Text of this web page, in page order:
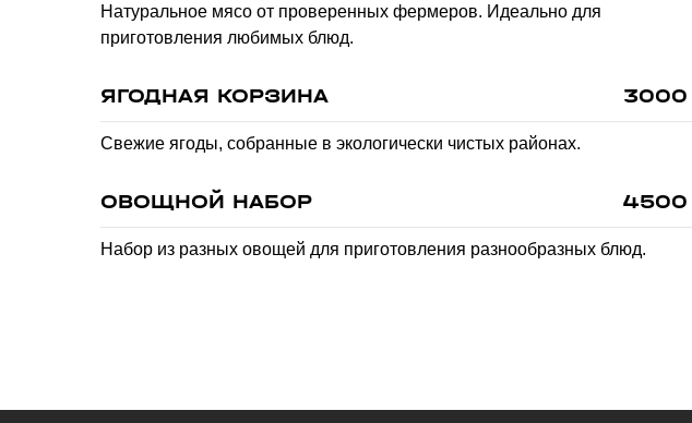
Натуральное мясо от проверенных фермеров. Идеально для
приготовления любимых блюд.
ЯГОДНАЯ КОРЗИНА 3000
Свежие ягоды, собранные в экологически чистых районах.
ОВОЩНОЙ НАБОР 4500
Набор из разных овощей для приготовления разнообразных блюд.